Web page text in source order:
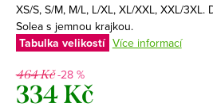
XS/S, S/M, M/L, L/XL, XL/XXL, XXL/
Solea s jemnou krajkou.
Tabulka velikostí Více informací
464 Kč-28 %
334 Kč